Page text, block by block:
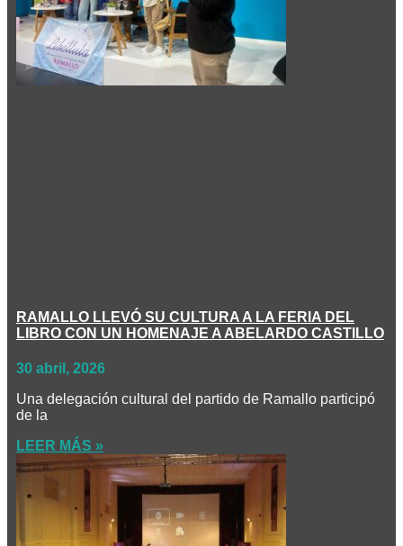
RAMALLO LLEVÓ SU CULTURA A LA FERIA DEL
LIBRO CON UN HOMENAJE A ABELARDO CASTILLO
30 abril, 2026
Una delegación cultural del partido de Ramallo participó
de la
LEER MÁS »